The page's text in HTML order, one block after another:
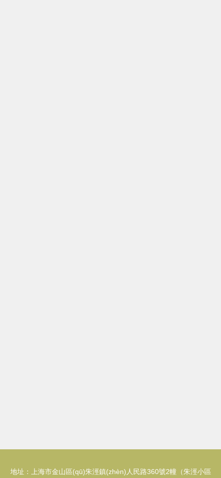
地址：上海市金山區(qū)朱涇鎮(zhèn)人民路360號2幢（朱涇小區